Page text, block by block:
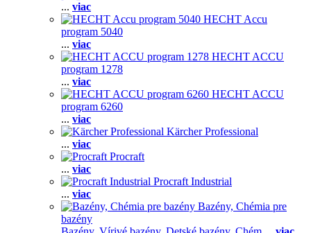
... viac
HECHT Accu
program 5040
... viac
HECHT ACCU
program 1278
... viac
HECHT ACCU
program 6260
... viac
Kärcher Professional
... viac
Procraft
... viac
Procraft Industrial
... viac
Bazény, Chémia pre
bazény